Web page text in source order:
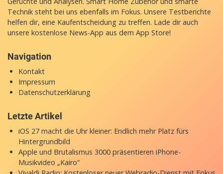
Technik steht bei uns ebenfalls im Fokus. Unsere Testberichte
helfen dir, eine Kaufentscheidung zu treffen. Lade dir auch
unsere kostenlose News-App aus dem App Store!
Navigation
Kontakt
Impressum
Datenschutzerklärung
Letzte Artikel
iOS 27 macht die Uhr kleiner: Endlich mehr Platz fürs
Hintergrundbild
Apple und Brutalismus 3000 präsentieren iPhone-
Musikvideo „Kairo“